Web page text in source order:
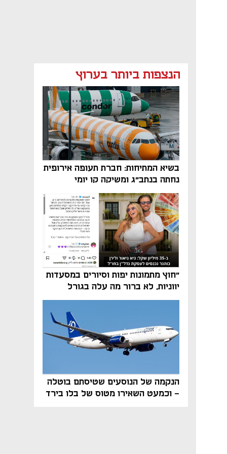
הנצפות ביותר בערוץ
בשיא המתיחות: חברת תעופה אירופית
נחתה בנתב"ג ומשיקה קו יומי
"חוץ מתמונות יפות וסיורים במסעדות
יווניות, לא ברור מה עלה בגורל
פרויקט הנדל"ן"
הנקמה של הנוסעים שטיסתם בוטלה
- וכמעט השאירו מטוס של בלו בירד